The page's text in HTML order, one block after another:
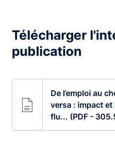
Télécharger
publication
De l’emploi au
versa : impact
flu... (PDF -